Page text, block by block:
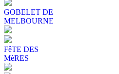
GOBELET DE
MELBOURNE
FêTE DES
MèRES